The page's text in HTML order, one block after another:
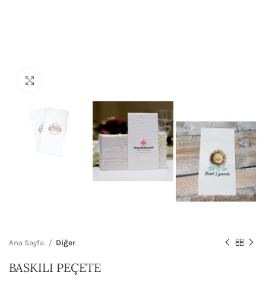
Ana Sayfa Diğer
BASKILI PEÇETE